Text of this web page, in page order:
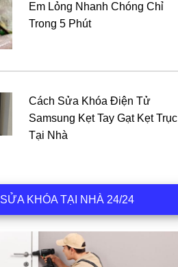
Em Lỏng Nhanh Chóng Chỉ
Trong 5 Phút
Cách Sửa Khóa Điện Tử
Samsung Kẹt Tay Gạt Kẹt Trục
Tại Nhà
SỬA KHÓA TẠI NHÀ 24/24